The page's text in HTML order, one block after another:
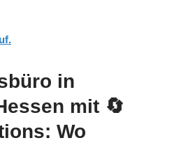
in
mit 🔄
: Wo